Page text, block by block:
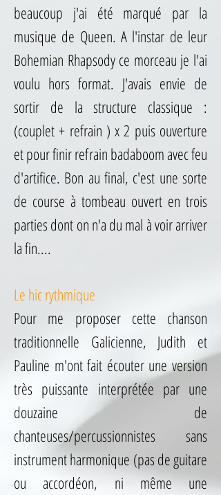
Au loin l'orage éclate enfin."
Judith Chomel / carnet de voyage imaginaire avril 2021
Acheter carte postale 21cm X 21cm
beaucoup j'ai été marqué par la
musique de Queen. A l'instar de leur
Bohemian Rhapsody ce morceau je l'ai
voulu hors format. J'avais envie de
sortir de la structure classique :
(couplet + refrain ) x 2 puis ouverture
et pour finir refrain badaboom avec feu
d'artifice. Bon au final, c'est une sorte
de course à tombeau ouvert en trois
parties dont on n'a du mal à voir arriver
la fin....
Le hic rythmique
Pour me proposer cette chanson
traditionnelle Galicienne, Judith et
Pauline m'ont fait écouter une version
très puissante interprétée par une
douzaine de
chanteuses/percussionnistes sans
instrument harmonique (pas de guitare
ou accordéon, ni même une